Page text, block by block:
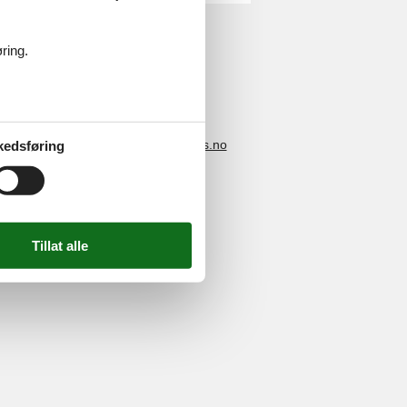
2251-E-post:
info@feline-holidays.no